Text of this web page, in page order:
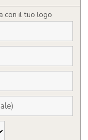
con il tuo logo